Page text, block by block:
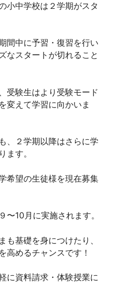
小中学校は２学期がスタ
間中に予習・復習を行い
なスタートが切れること
受験生はより受験モード
変えて学習に向かいま
、２学期以降はさらに学
ます。
希望の生徒様を現在募集
〜10月に実施されます。
も基礎を身につけたり、
高めるチャンスです！
に資料請求・体験授業に